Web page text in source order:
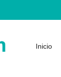
Inicio